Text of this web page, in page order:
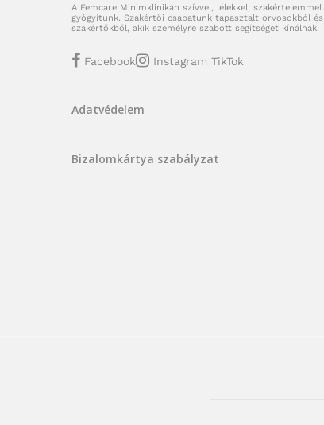
A Femcare Minimklinikán szívvel, lélekkel, szakértelemmel
gyógyítunk. Szakértői csapatunk tapasztalt orvosokból és
szakértőkből, akik személyre szabott segítséget kínálnak.
Facebook Instagram TikTok
Adatvédelem
Bizalomkártya szabályzat